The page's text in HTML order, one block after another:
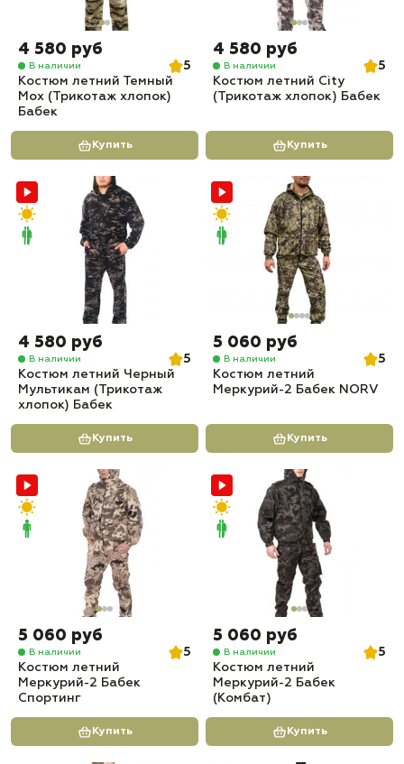
4 580 руб
В наличии
5
Костюм летний Темный
Мох (Трикотаж хлопок)
Бабек
Купить
4 580 руб
В наличии
5
Костюм летний City
(Трикотаж хлопок) Бабек
Купить
4 580 руб
В наличии
5
Костюм летний Черный
Мультикам (Трикотаж
хлопок) Бабек
Купить
5 060 руб
В наличии
5
Костюм летний
Меркурий-2 Бабек NORV
Купить
5 060 руб
В наличии
5
Костюм летний
Меркурий-2 Бабек
Спортинг
Купить
5 060 руб
В наличии
5
Костюм летний
Меркурий-2 Бабек
(Комбат)
Купить